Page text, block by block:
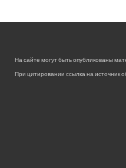
На сайте могут быть опубликованы
При цитировании ссылка на источник